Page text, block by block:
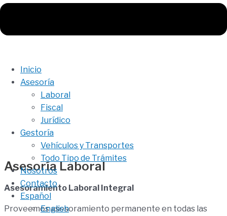
Inicio
Asesoría
Laboral
Fiscal
Jurídico
Gestoría
Vehículos y Transportes
Todo Tipo de Trámites
Nosotros
Contacto
Español
English
Asesoría Laboral
Asesoramiento Laboral Integral
Proveemos asesoramiento permanente en todas las